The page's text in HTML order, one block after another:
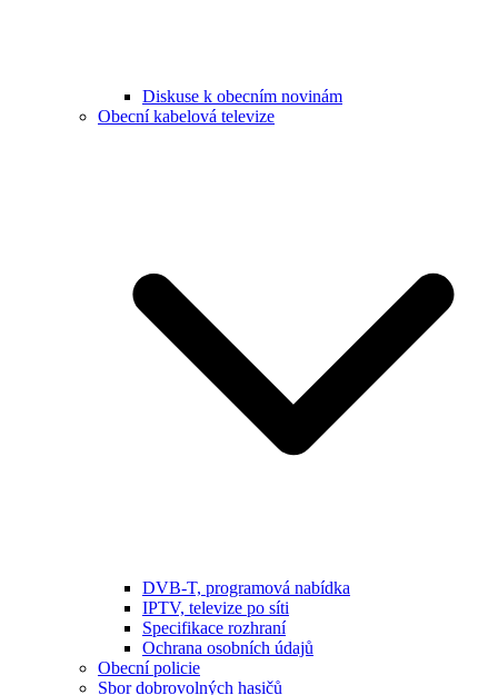
Diskuse k obecním novinám
Obecní kabelová televize
DVB-T, programová nabídka
IPTV, televize po síti
Specifikace rozhraní
Ochrana osobních údajů
Obecní policie
Sbor dobrovolných hasičů